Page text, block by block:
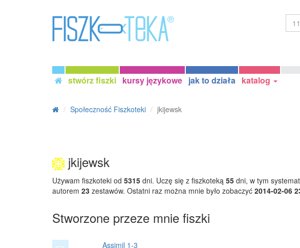
stwórz fiszki kursy językowe jak to działa katalog
Społeczność Fiszkoteki jkijewsk
jkijewsk
Używam fiszkoteki od 5315 dni. Uczę się z fiszkoteką 55 dni, w tym
autorem 23 zestawów. Ostatni raz można mnie było zobaczyć 2014-02-06
Stworzone przeze mnie fiszki
Assimil 1-3